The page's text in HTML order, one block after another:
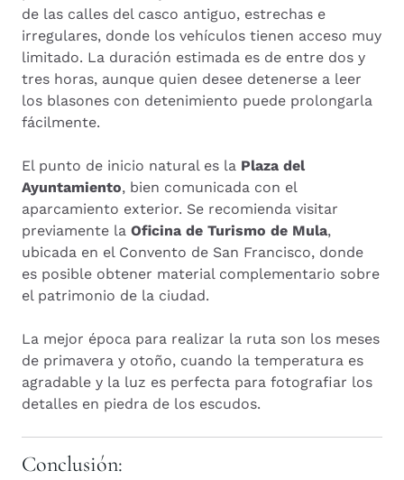
de las calles del casco antiguo, estrechas e
irregulares, donde los vehículos tienen acceso muy
limitado. La duración estimada es de entre dos y
tres horas, aunque quien desee detenerse a leer
los blasones con detenimiento puede prolongarla
fácilmente.
El punto de inicio natural es la Plaza del
Ayuntamiento, bien comunicada con el
aparcamiento exterior. Se recomienda visitar
previamente la Oficina de Turismo de Mula,
ubicada en el Convento de San Francisco, donde
es posible obtener material complementario sobre
el patrimonio de la ciudad.
La mejor época para realizar la ruta son los meses
de primavera y otoño, cuando la temperatura es
agradable y la luz es perfecta para fotografiar los
detalles en piedra de los escudos.
Conclusión: